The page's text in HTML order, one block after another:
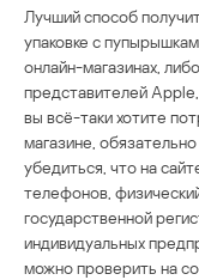
Лучший способ
упаковке с
онлайн-магазинах,
представителей
вы всё-таки хотите
магазине,
убедиться, что на
телефонов,
государственной
индивидуальных
можно проверить на